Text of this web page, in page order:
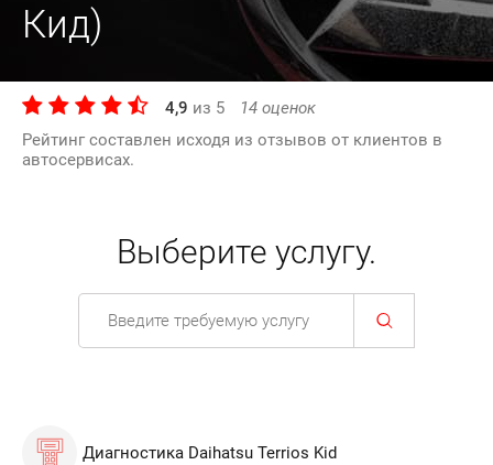
Кид)
4,9 из 5 14 оценок
Рейтинг составлен исходя из отзывов от клиентов в
автосервисах.
Выберите услугу.
Диагностика Daihatsu Terrios Kid